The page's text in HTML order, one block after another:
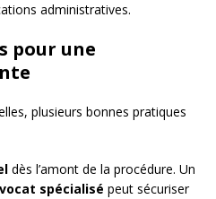
administratives.
pour une
plusieurs bonnes pratiques
dès l’amont de la procédure. Un
spécialisé peut sécuriser